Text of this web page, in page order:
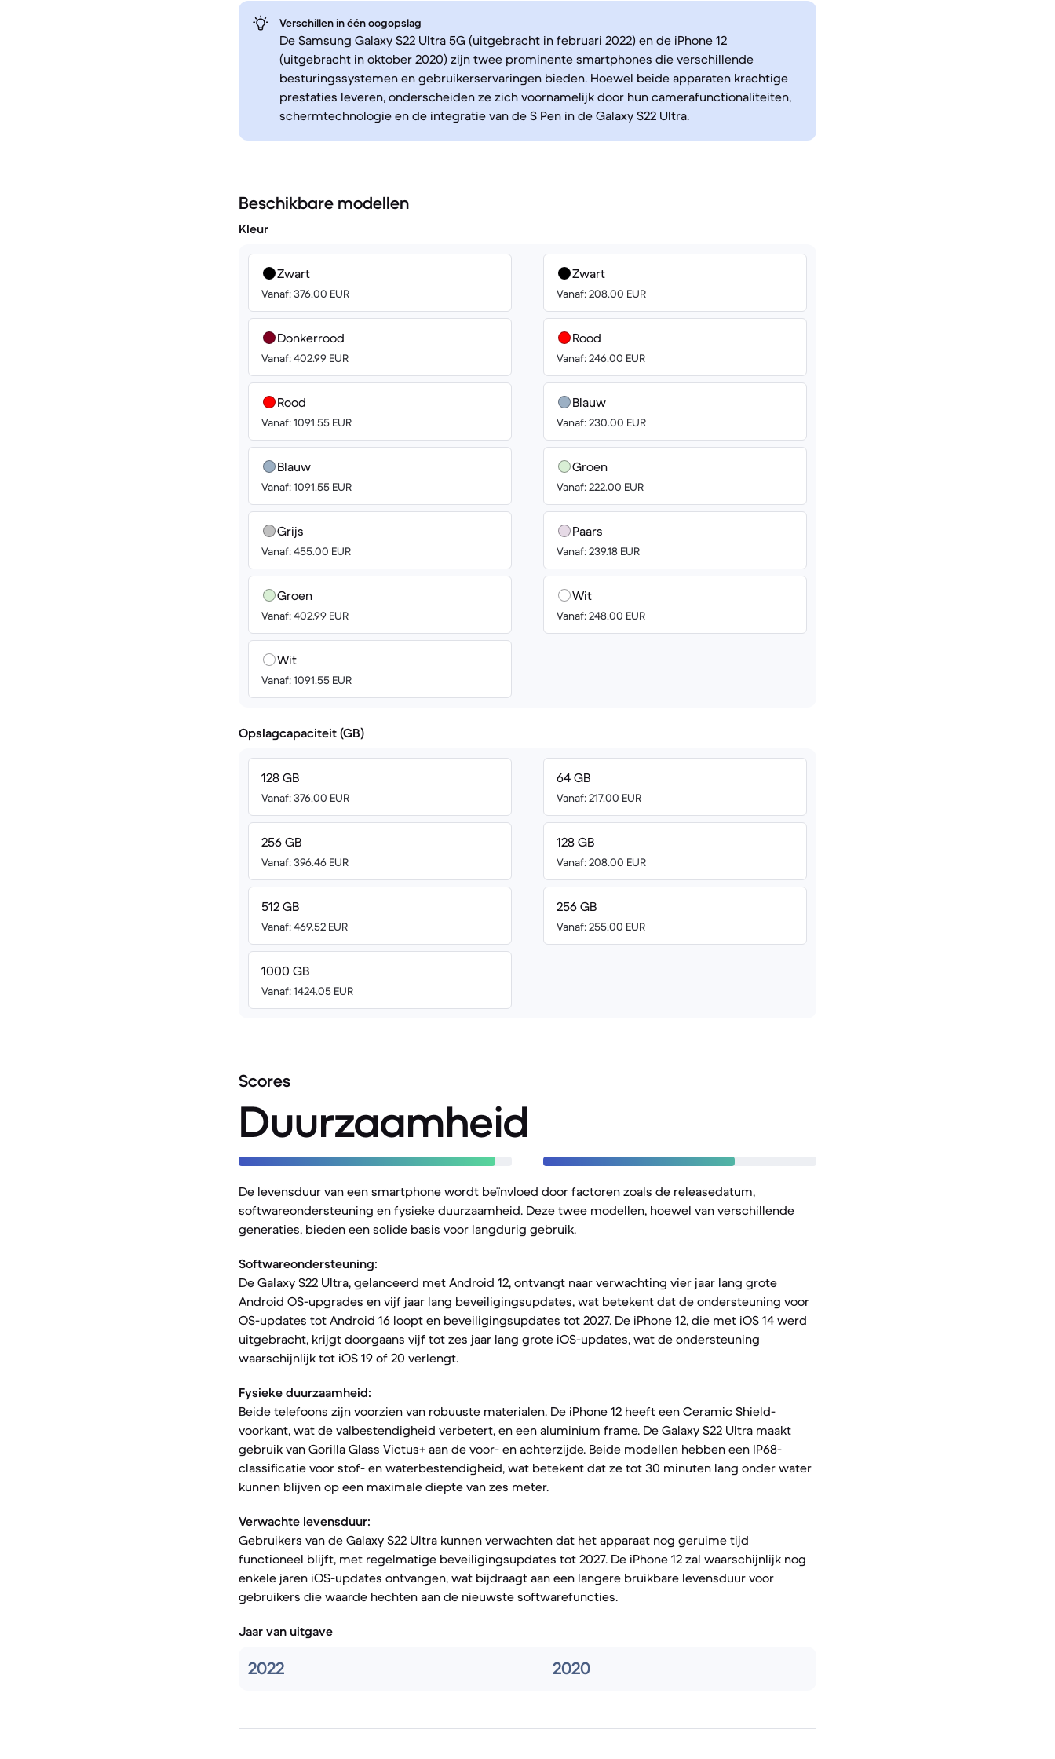
Verschillen in één oogopslag
De Samsung Galaxy S22 Ultra 5G (uitgebracht in februari 2022) en de iPhone 12
(uitgebracht in oktober 2020) zijn twee prominente smartphones die verschillende
besturingssystemen en gebruikerservaringen bieden. Hoewel beide apparaten krachtige
prestaties leveren, onderscheiden ze zich voornamelijk door hun camerafunctionaliteiten,
schermtechnologie en de integratie van de S Pen in de Galaxy S22 Ultra.
Beschikbare modellen
Kleur
Zwart
Vanaf: 376.00 EUR
Donkerrood
Vanaf: 402.99 EUR
Rood
Vanaf: 1091.55 EUR
Blauw
Vanaf: 1091.55 EUR
Grijs
Vanaf: 455.00 EUR
Groen
Vanaf: 402.99 EUR
Wit
Vanaf: 1091.55 EUR
Zwart
Vanaf: 208.00 EUR
Rood
Vanaf: 246.00 EUR
Blauw
Vanaf: 230.00 EUR
Groen
Vanaf: 222.00 EUR
Paars
Vanaf: 239.18 EUR
Wit
Vanaf: 248.00 EUR
Opslagcapaciteit (GB)
128 GB
Vanaf: 376.00 EUR
256 GB
Vanaf: 396.46 EUR
512 GB
Vanaf: 469.52 EUR
1000 GB
Vanaf: 1424.05 EUR
64 GB
Vanaf: 217.00 EUR
128 GB
Vanaf: 208.00 EUR
256 GB
Vanaf: 255.00 EUR
Scores
Duurzaamheid
De levensduur van een smartphone wordt beïnvloed door factoren zoals de releasedatum,
softwareondersteuning en fysieke duurzaamheid. Deze twee modellen, hoewel van verschillende
generaties, bieden een solide basis voor langdurig gebruik.
Softwareondersteuning:
De Galaxy S22 Ultra, gelanceerd met Android 12, ontvangt naar verwachting vier jaar lang grote
Android OS-upgrades en vijf jaar lang beveiligingsupdates, wat betekent dat de ondersteuning voor
OS-updates tot Android 16 loopt en beveiligingsupdates tot 2027. De iPhone 12, die met iOS 14 werd
uitgebracht, krijgt doorgaans vijf tot zes jaar lang grote iOS-updates, wat de ondersteuning
waarschijnlijk tot iOS 19 of 20 verlengt.
Fysieke duurzaamheid:
Beide telefoons zijn voorzien van robuuste materialen. De iPhone 12 heeft een Ceramic Shield-
voorkant, wat de valbestendigheid verbetert, en een aluminium frame. De Galaxy S22 Ultra maakt
gebruik van Gorilla Glass Victus+ aan de voor- en achterzijde. Beide modellen hebben een IP68-
classificatie voor stof- en waterbestendigheid, wat betekent dat ze tot 30 minuten lang onder water
kunnen blijven op een maximale diepte van zes meter.
Verwachte levensduur:
Gebruikers van de Galaxy S22 Ultra kunnen verwachten dat het apparaat nog geruime tijd
functioneel blijft, met regelmatige beveiligingsupdates tot 2027. De iPhone 12 zal waarschijnlijk nog
enkele jaren iOS-updates ontvangen, wat bijdraagt aan een langere bruikbare levensduur voor
gebruikers die waarde hechten aan de nieuwste softwarefuncties.
Jaar van uitgave
2022 2020